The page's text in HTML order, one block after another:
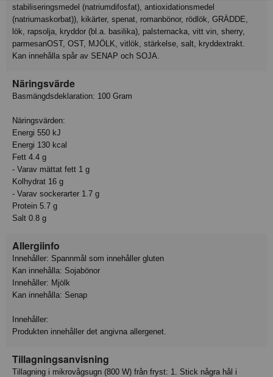
stabiliseringsmedel (natriumdifosfat), antioxidationsmedel
(natriumaskorbat)), kikärter, spenat, romanbönor, rödlök, GRÄDDE,
lök, rapsolja, kryddor (bl.a. basilika), palsternacka, vitt vin, sherry,
parmesanOST, OST, MJÖLK, vitlök, stärkelse, salt, kryddextrakt.
Kan innehålla spår av SENAP och SOJA.
Näringsvärde
Basmängdsdeklaration: 100 Gram
Näringsvärden:
Energi 550 kJ
Energi 130 kcal
Fett 4.4 g
- Varav mättat fett 1 g
Kolhydrat 16 g
- Varav sockerarter 1.7 g
Protein 5.7 g
Salt 0.8 g
Allergiinfo
Innehåller: Spannmål som innehåller gluten
Kan innehålla: Sojabönor
Innehåller: Mjölk
Kan innehålla: Senap
Innehåller:
Produkten innehåller det angivna allergenet.
Tillagningsanvisning
Tillagning i mikrovågsugn (800 W) från fryst: 1. Stick några hål i